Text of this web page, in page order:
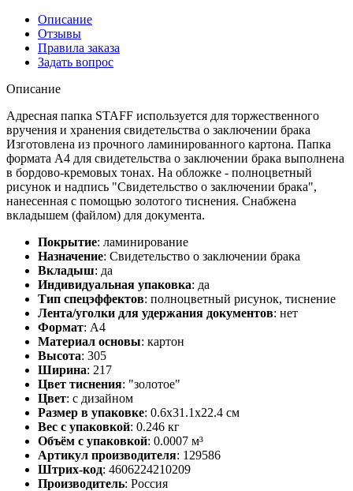
Описание
Отзывы
Правила заказа
Задать вопрос
Описание
Адресная папка STAFF используется для торжественного
вручения и хранения свидетельства о заключении брака
Изготовлена из прочного ламинированного картона. Папка
формата А4 для свидетельства о заключении брака выполнена
в бордово-кремовых тонах. На обложке - полноцветный
рисунок и надпись "Свидетельство о заключении брака",
нанесенная с помощью золотого тиснения. Снабжена
вкладышем (файлом) для документа.
Покрытие: ламинирование
Назначение: Свидетельство о заключении брака
Вкладыш: да
Индивидуальная упаковка: да
Тип спецэффектов: полноцветный рисунок, тиснение
Лента/уголки для удержания документов: нет
Формат: А4
Материал основы: картон
Высота: 305
Ширина: 217
Цвет тиснения: "золотое"
Цвет: с дизайном
Размер в упаковке: 0.6x31.1x22.4 см
Вес с упаковкой: 0.246 кг
Объём с упаковкой: 0.0007 м³
Артикул производителя: 129586
Штрих-код: 4606224210209
Производитель: Россия